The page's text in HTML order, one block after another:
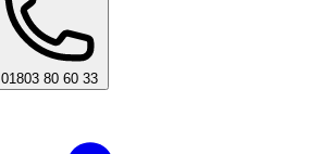
01803 80 60 33